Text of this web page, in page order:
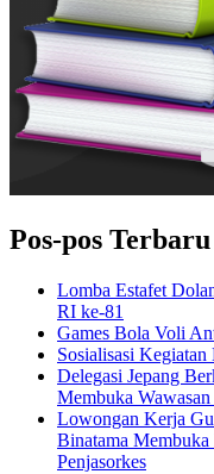
Pos-pos Terbaru
Lomba Estafet
RI ke-81
Games Bola Voli
Sosialisasi
Delegasi Jepang
Membuka
Lowongan Kerja
Binatama Membuka
Penjasorkes